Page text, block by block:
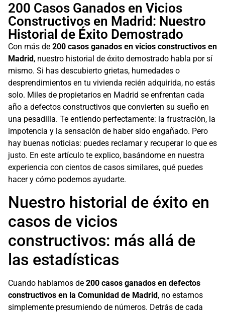
200 Casos Ganados en Vicios
Constructivos en Madrid: Nuestro
Historial de Éxito Demostrado
Con más de 200 casos ganados en vicios constructivos en
Madrid, nuestro historial de éxito demostrado habla por sí
mismo. Si has descubierto grietas, humedades o
desprendimientos en tu vivienda recién adquirida, no estás
solo. Miles de propietarios en Madrid se enfrentan cada
año a defectos constructivos que convierten su sueño en
una pesadilla. Te entiendo perfectamente: la frustración, la
impotencia y la sensación de haber sido engañado. Pero
hay buenas noticias: puedes reclamar y recuperar lo que es
justo. En este artículo te explico, basándome en nuestra
experiencia con cientos de casos similares, qué puedes
hacer y cómo podemos ayudarte.
Nuestro historial de éxito en
casos de vicios
constructivos: más allá de
las estadísticas
Cuando hablamos de 200 casos ganados en defectos
constructivos en la Comunidad de Madrid , no estamos
simplemente presumiendo de números. Detrás de cada